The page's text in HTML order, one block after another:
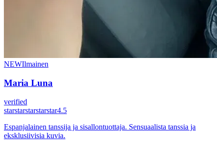
NEWIlmainen
Maria Luna
verified
starstarstarstarstar4.5
Espanjalainen tanssija ja sisallontuottaja. Sensuaalista tanssia ja
eksklusiivisia kuvia.